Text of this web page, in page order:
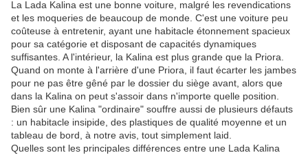
La Lada Kalina est une bonne voiture, malgré les revendications
et les moqueries de beaucoup de monde. C'est une voiture peu
coûteuse à entretenir, ayant une habitacle étonnement spacieux
pour sa catégorie et disposant de capacités dynamiques
suffisantes. A l'intérieur, la Kalina est plus grande que la Priora.
Quand on monte à l'arrière d'une Priora, il faut écarter les jambes
pour ne pas être gêné par le dossier du siège avant, alors que
dans la Kalina on peut s'assoir dans n'importe quelle position.
Bien sûr une Kalina "ordinaire" souffre aussi de plusieurs défauts
: un habitacle insipide, des plastiques de qualité moyenne et un
tableau de bord, à notre avis, tout simplement laid.
Quelles sont les principales différences entre une Lada Kalina